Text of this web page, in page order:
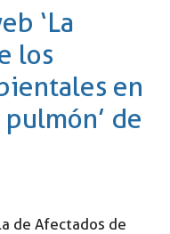
‘La
los
en
de
de Afectados de